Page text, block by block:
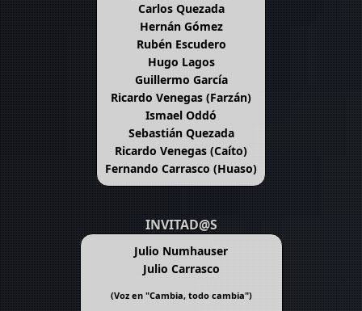
Carlos Quezada
Hernán Gómez
Rubén Escudero
Hugo Lagos
Guillermo García
Ricardo Venegas (Farzán)
Ismael Oddó
Sebastián Quezada
Ricardo Venegas (Caíto)
Fernando Carrasco (Huaso)
INVITAD@S
Julio Numhauser
Julio Carrasco
(Voz en "Cambia, todo cambia")